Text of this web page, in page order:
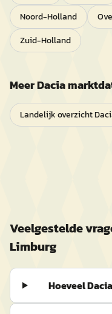
Noord-Holland
Zuid-Holland
MeerDacia
Landelijk overzicht
Veelgestelde
Limburg
Hoeveel